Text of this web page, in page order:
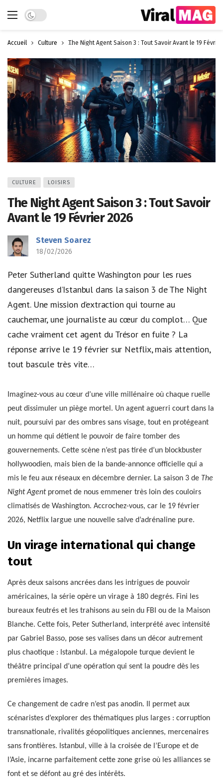
Dark mode
Accueil Culture The Night Agent Saison 3 : Tout Savoir Avant le 19 Février
CULTURE LOISIRS
The Night Agent Saison 3 : Tout Savoir
Avant le 19 Février 2026
Steven Soarez
18/02/2026
Peter Sutherland quitte Washington pour les rues
dangereuses d’Istanbul dans la saison 3 de The Night
Agent. Une mission d’extraction qui tourne au
cauchemar, une journaliste au cœur du complot… Que
cache vraiment cet agent du Trésor en fuite ? La
réponse arrive le 19 février sur Netflix, mais attention,
tout bascule très vite…
Imaginez-vous au cœur d’une ville millénaire où chaque ruelle
peut dissimuler un piège mortel. Un agent aguerri court dans la
nuit, poursuivi par des ombres sans visage, tout en protégeant
un homme qui détient le pouvoir de faire tomber des
gouvernements. Cette scène n’est pas tirée d’un blockbuster
hollywoodien, mais bien de la bande-annonce officielle qui a
mis le feu aux réseaux en décembre dernier. La saison 3 de The
Night Agentpromet de nous emmener très loin des couloirs
climatisés de Washington. Accrochez-vous, car le 19 février
2026, Netflix largue une nouvelle salve d’adrénaline pure.
Un virage international qui change
tout
Après deux saisons ancrées dans les intrigues de pouvoir
américaines, la série opère un virage à 180 degrés. Fini les
bureaux feutrés et les trahisons au sein du FBI ou de la Maison
Blanche. Cette fois, Peter Sutherland, interprété avec intensité
par Gabriel Basso, pose ses valises dans un décor autrement
plus chaotique : Istanbul. La mégalopole turque devient le
théâtre principal d’une opération qui sent la poudre dès les
premières images.
Ce changement de cadre n’est pas anodin. Il permet aux
scénaristes d’explorer des thématiques plus larges : corruption
transnationale, rivalités géopolitiques anciennes, mercenaires
sans frontières. Istanbul, ville à la croisée de l’Europe et de
l’Asie, incarne parfaitement cette zone grise où les alliances se
font et se défont au gré des intérêts.